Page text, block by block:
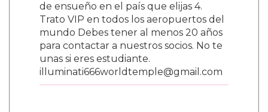
de ensueño en el país que elijas 4.
Trato VIP en todos los aeropuertos del
mundo Debes tener al menos 20 años
para contactar a nuestros socios. No te
unas si eres estudiante.
illuminati666worldtemple@gmail.com